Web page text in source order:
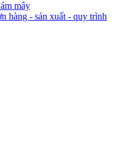
mây
hàng - sản xuất - quy trình